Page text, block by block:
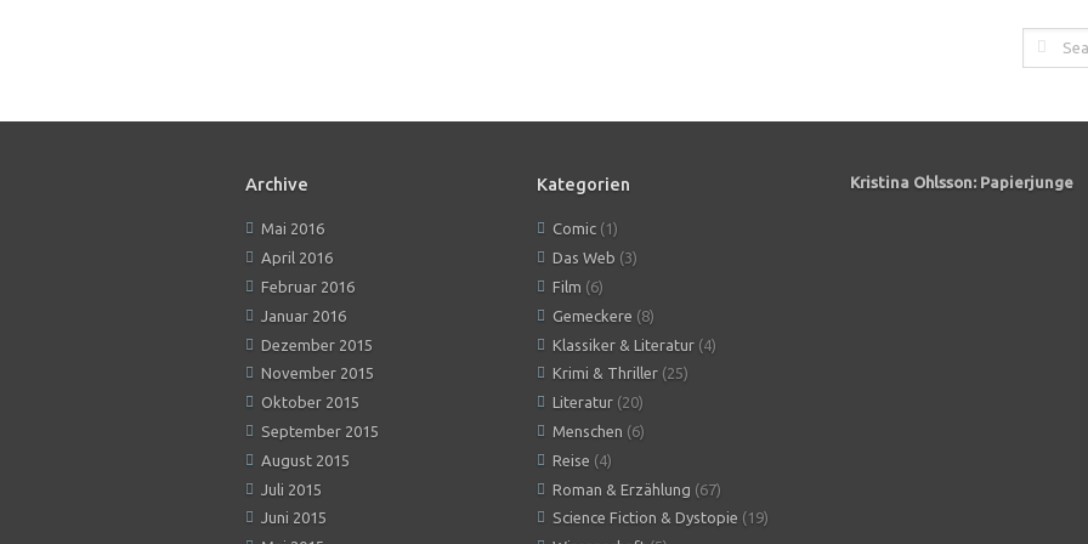
Archive
Mai 2016
April 2016
Februar 2016
Januar 2016
Dezember 2015
November 2015
Oktober 2015
September 2015
August 2015
Juli 2015
Juni 2015
Kategorien
Comic (1)
Das Web (3)
Film (6)
Gemeckere (8)
Klassiker & Literatur (4)
Krimi & Thriller (25)
Literatur (20)
Menschen (6)
Reise (4)
Roman & Erzählung (67)
Science Fiction & Dystopie (19)
Kristina Ohlsson: Papierjunge